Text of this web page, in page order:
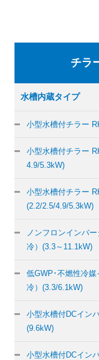
チラ
水槽内蔵タイプ
小型水槽付チラー
小型水槽付チラー
4.9/5.3kW)
小型水槽付チラー
(2.2/2.5/4.9/5.3kW)
ノンフロンインバ
冷） (3.3～11.1kW)
低GWP･不燃性冷
冷） (3.3/6.1kW)
小型水槽付DCイン
(9.6kW)
小型水槽付DCイン